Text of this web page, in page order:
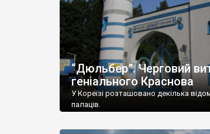
“Дюльбер”. Черговий
геніального Краснова
У Кореїзі розташовано декілька
палаців.